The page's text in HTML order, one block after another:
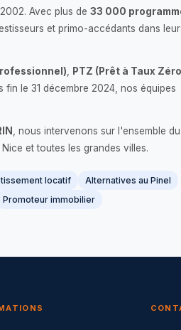
Avec plus de 33 000
et primo-accédants dans
PTZ (Prêt à Taux
fin le 31 décembre 2024, nos équipes
, nous intervenons sur l'ensemble du
et toutes les grandes villes.
locatif
Alternatives au Pinel
Promoteur immobilier